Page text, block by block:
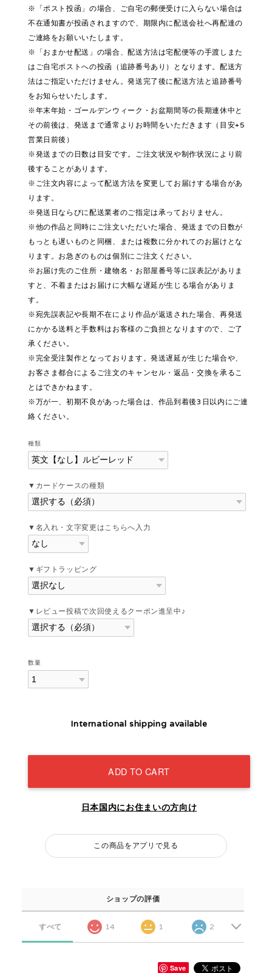
※「ポスト投函」の場合、ご自宅の郵便受けに入らない場合は
不在通知書が投函されますので、期限内に配送会社へ再配達の
ご連絡をお願いいたします。
※「おまかせ配送」の場合、配送方法は宅配便等の手渡しまた
はご自宅ポストへの投函（追跡番号あり）となります。配送方
法はご指定いただけません。発送完了後に配送方法と追跡番号
をお知らせいたします。
※年末年始・ゴールデンウィーク・お盆期間等の長期連休中と
その前後は、発送まで通常よりお時間をいただきます（目安+5
営業日前後）
※発送までの日数は目安です。ご注文状況や制作状況により前
後することがあります。
※ご注文内容によって配送方法を変更してお届けする場合があ
ります。
※発送日ならびに配送業者のご指定は承っておりません。
※他の作品と同時にご注文いただいた場合、発送までの日数が
もっとも遅いものと同梱、または複数に分かれてのお届けとな
ります。お急ぎのものは個別にご注文ください。
※お届け先のご住所・建物名・お部屋番号等に誤表記がありま
すと、不着またはお届けに大幅な遅延が生じる場合がありま
す。
※宛先誤表記や長期不在により作品が返送された場合、再発送
にかかる送料と手数料はお客様のご負担となりますので、ご了
承ください。
※完全受注製作となっております。発送遅延が生じた場合や、
お客さま都合によるご注文のキャンセル・返品・交換を承るこ
とはできかねます。
※万が一、初期不良があった場合は、作品到着後3日以内にご連
絡ください。
種類
▼カードケースの種類
▼名入れ・文字変更はこちらへ入力
▼ギフトラッピング
▼レビュー投稿で次回使えるクーポン進呈中♪
数量
International shipping available
ADD TO CART
日本国内にお住まいの方向け
この商品をアプリで見る
ショップの評価
すべて 14 1 2
Save